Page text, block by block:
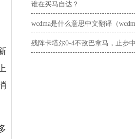
谁在买马自达？